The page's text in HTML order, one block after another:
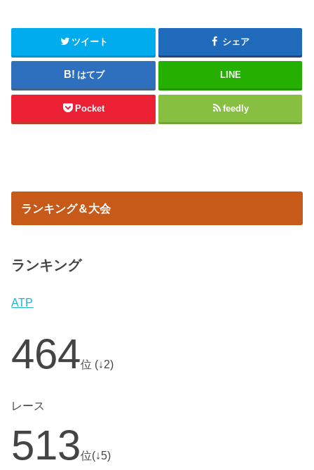
ツイート シェア
はてブ LINE
Pocket feedly
ランキング＆大会
ランキング
ATP
464位 (↓2)
レース
513位(↓5)